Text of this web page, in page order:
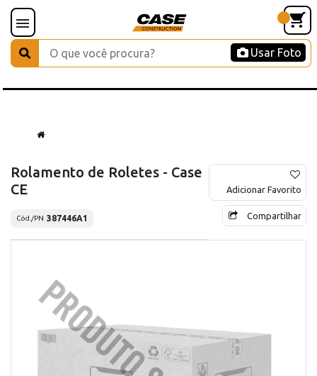
Usar Foto
Rolamento de Roletes - Case
CE
Cód./PN 387446A1
Adicionar Favorito
Compartilhar